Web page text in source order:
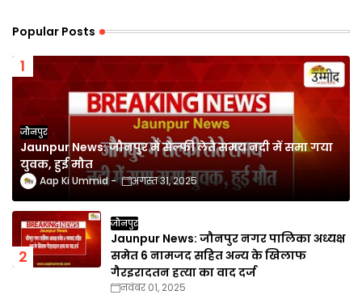
Popular Posts
जौनपुर
Jaunpur News: जौनपुर में सेल्फी लेते समय नदी में समा गया
युवक, हुई मौत
Aap Ki Ummid अगस्त 31, 2025
जौनपुर
Jaunpur News: जौनपुर नगर पालिका अध्यक्ष
समेत 6 नामजद सहित अन्य के खिलाफ
गैरइरादतन हत्या का वाद दर्ज
नवंबर 01, 2025